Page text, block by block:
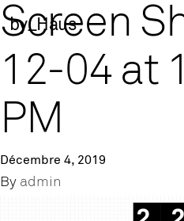
by_Haus
Screen
12-04 at
PM
Décembre 4, 2019
By admin